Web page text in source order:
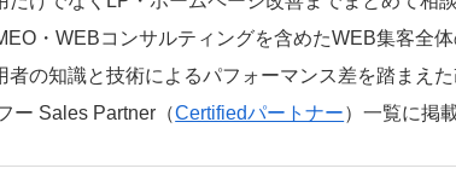
・WEBコンサルティングを含めたWEB集客全
者の知識と技術によるパフォーマンス差を踏まえ
ー Sales Partner（Certifiedパートナー）一覧に掲